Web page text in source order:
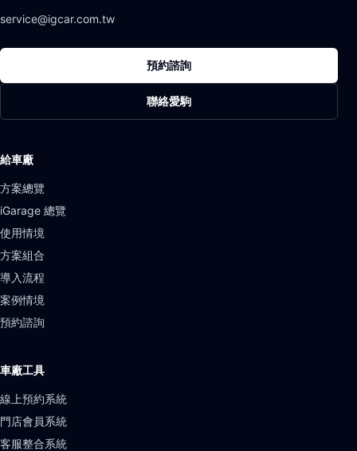
service@igcar.com.tw
預約諮詢
聯絡愛駒
給車廠
方案總覽
iGarage 總覽
使用情境
方案組合
導入流程
案例情境
預約諮詢
車廠工具
線上預約系統
門店會員系統
客服整合系統